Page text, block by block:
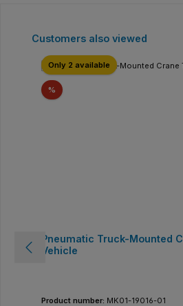
Salta la galleria dei prodotti
Customers also viewed
Only 2 available
%Sconto
Pneumatic Truck-Mounted
Vehicle
Product number: MK01-19016-01